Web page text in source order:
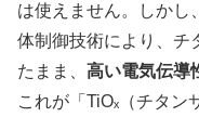
は使えません。しかし
体制御技術により、チ
たまま、 高い電気伝導
これが「TiOₓ（チタン